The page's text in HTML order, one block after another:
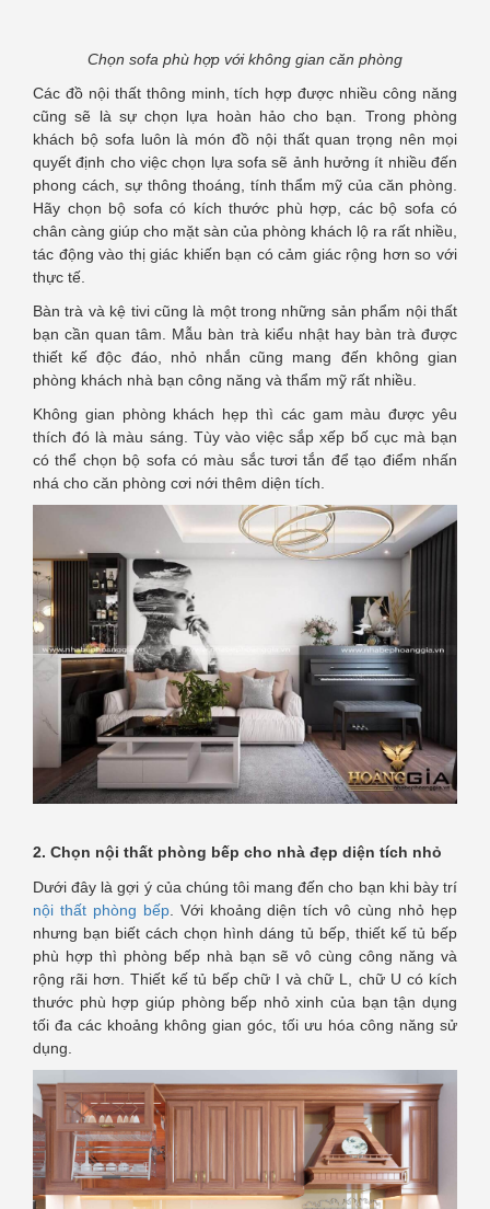
Chọn sofa phù hợp với không gian căn phòng
Các đồ nội thất thông minh, tích hợp được nhiều công năng
cũng sẽ là sự chọn lựa hoàn hảo cho bạn. Trong phòng
khách bộ sofa luôn là món đồ nội thất quan trọng nên mọi
quyết định cho việc chọn lựa sofa sẽ ảnh hưởng ít nhiều đến
phong cách, sự thông thoáng, tính thẩm mỹ của căn phòng.
Hãy chọn bộ sofa có kích thước phù hợp, các bộ sofa có
chân càng giúp cho mặt sàn của phòng khách lộ ra rất nhiều,
tác động vào thị giác khiến bạn có cảm giác rộng hơn so với
thực tế.
Bàn trà và kệ tivi cũng là một trong những sản phẩm nội thất
bạn cần quan tâm. Mẫu bàn trà kiểu nhật hay bàn trà được
thiết kế độc đáo, nhỏ nhắn cũng mang đến không gian
phòng khách nhà bạn công năng và thẩm mỹ rất nhiều.
Không gian phòng khách hẹp thì các gam màu được yêu
thích đó là màu sáng. Tùy vào việc sắp xếp bố cục mà bạn
có thể chọn bộ sofa có màu sắc tươi tắn để tạo điểm nhấn
nhá cho căn phòng cơi nới thêm diện tích.
2. Chọn nội thất phòng bếp cho nhà đẹp diện tích nhỏ
Dưới đây là gợi ý của chúng tôi mang đến cho bạn khi bày trí
nội thất phòng bếp. Với khoảng diện tích vô cùng nhỏ hẹp
nhưng bạn biết cách chọn hình dáng tủ bếp, thiết kế tủ bếp
phù hợp thì phòng bếp nhà bạn sẽ vô cùng công năng và
rộng rãi hơn. Thiết kế tủ bếp chữ I và chữ L, chữ U có kích
thước phù hợp giúp phòng bếp nhỏ xinh của bạn tận dụng
tối đa các khoảng không gian góc, tối ưu hóa công năng sử
dụng.